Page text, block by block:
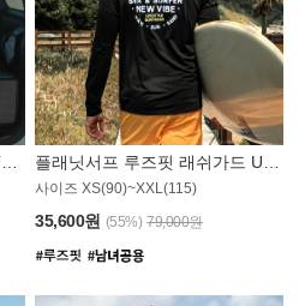
사이즈 XS(90)~XXL(115)
35,600원 (55%) 79,000원